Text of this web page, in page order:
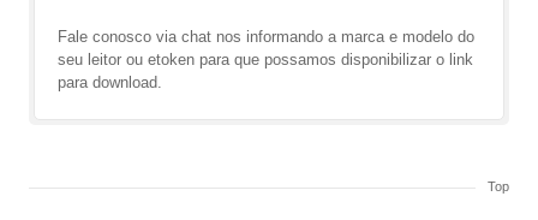
Fale conosco via chat nos informando a marca e modelo do
seu leitor ou etoken para que possamos disponibilizar o link
para download.
Top